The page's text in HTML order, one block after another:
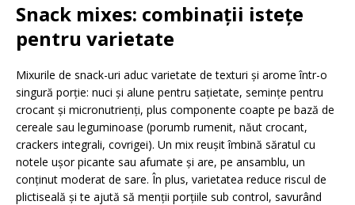
Snack mixes: combinații istețe
pentru varietate
Mixurile de snack-uri aduc varietate de texturi și arome într-o
singură porție: nuci și alune pentru sațietate, semințe pentru
crocant și micronutrienți, plus componente coapte pe bază de
cereale sau leguminoase (porumb rumenit, năut crocant,
crackers integrali, covrigei). Un mix reușit îmbină săratul cu
notele ușor picante sau afumate și are, pe ansamblu, un
conținut moderat de sare. În plus, varietatea reduce riscul de
plictiseală și te ajută să menții porțiile sub control, savurând